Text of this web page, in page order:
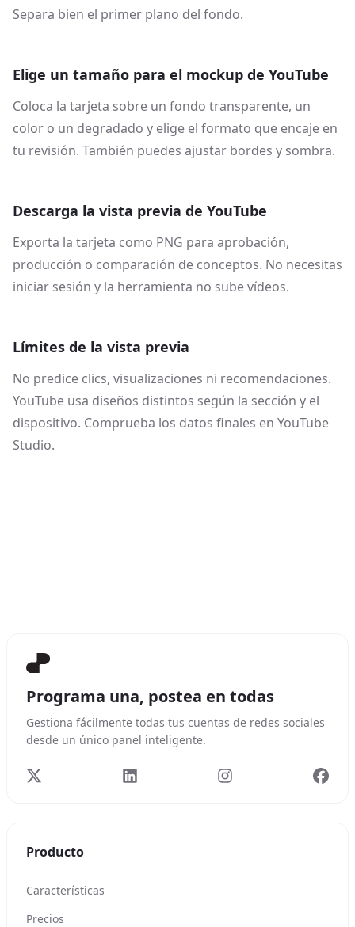
Separa bien el primer plano del fondo.
Elige un tamaño para el mockup de YouTube
Coloca la tarjeta sobre un fondo transparente, un
color o un degradado y elige el formato que encaje en
tu revisión. También puedes ajustar bordes y sombra.
Descarga la vista previa de YouTube
Exporta la tarjeta como PNG para aprobación,
producción o comparación de conceptos. No necesitas
iniciar sesión y la herramienta no sube vídeos.
Límites de la vista previa
No predice clics, visualizaciones ni recomendaciones.
YouTube usa diseños distintos según la sección y el
dispositivo. Comprueba los datos finales en YouTube
Studio.
Programa una, postea en todas
Gestiona fácilmente todas tus cuentas de redes sociales
desde un único panel inteligente.
Producto
Características
Precios